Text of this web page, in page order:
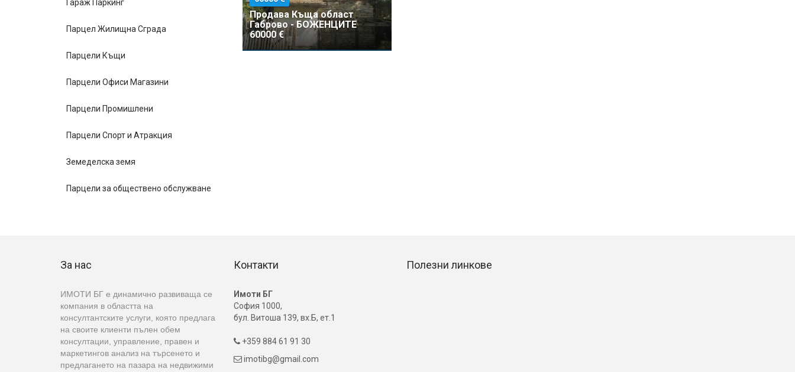
Гараж Паркинг
Парцел Жилищна Сграда
Парцели Къщи
Парцели Офиси Магазини
Парцели Промишлени
Парцели Спорт и Атракция
Земеделска земя
Парцели за обществено обслужване
Продава Къщa област
Габрово - БОЖЕНЦИТЕ
60000 €
За нас
ИМОТИ БГ е динамично развиваща се
компания в областта на
консултантските услуги, която предлага
на своите клиенти пълен обем
консултации, управление, правен и
маркетингов анализ на търсенето и
предлагането на пазара на недвижими
Контакти
Имоти БГ
София 1000,
бул. Витоша 139, вх.Б, ет.1
+359 884 61 91 30
 imotibg@gmail.com
Полезни линкове